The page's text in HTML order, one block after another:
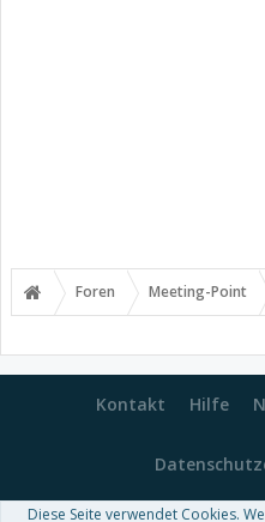
Foren Meeting-Point
Kontakt Hilfe
Diese Seite verwendet Cookies.